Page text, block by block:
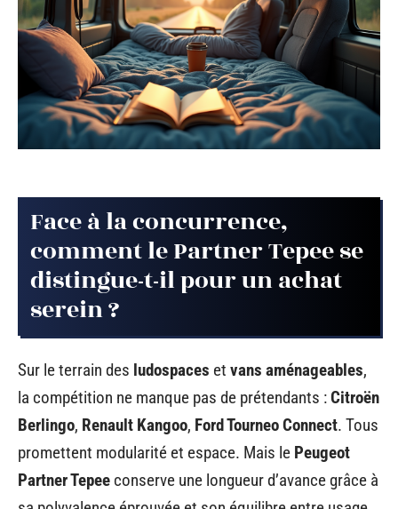
Face à la concurrence,
comment le Partner Tepee se
distingue-t-il pour un achat
serein ?
Sur le terrain des ludospaces et vans aménageables,
la compétition ne manque pas de prétendants :Citroën
Berlingo, Renault Kangoo, Ford Tourneo Connect. Tous
promettent modularité et espace. Mais le Peugeot
Partner Tepee conserve une longueur d’avance grâce à